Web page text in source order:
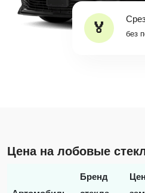
без
Цена на лобовые
Бренд